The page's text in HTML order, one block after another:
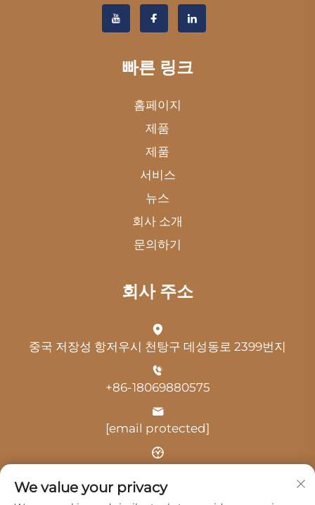
빠른 링크
홈페이지
제품
제품
서비스
뉴스
회사 소개
문의하기
회사 주소
중국 저장성 항저우시 천탕구 데성동로 2399번지
+86-18069880575
[email protected]
We value your privacy